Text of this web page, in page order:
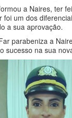
a Naires, ter
foi um dos
a sua aprovação.
parabeniza a
sucesso na sua